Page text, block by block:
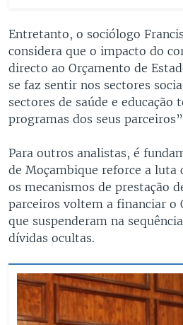
Entretanto, o sociólogo
considera que o impacto do
directo ao Orçamento de
se faz sentir nos sectores
sectores de saúde e educação
programas dos seus
Para outros analistas, é
de Moçambique reforce a luta
os mecanismos de prestação
parceiros voltem a financiar o
que suspenderam na
dívidas ocultas.